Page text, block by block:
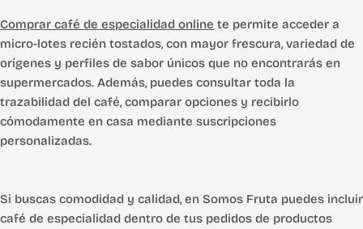
Comprar café de especialidad online te permite acceder a
micro-lotes recién tostados, con mayor frescura, variedad de
orígenes y perfiles de sabor únicos que no encontrarás en
supermercados. Además, puedes consultar toda la
trazabilidad del café, comparar opciones y recibirlo
cómodamente en casa mediante suscripciones
personalizadas.
Si buscas comodidad y calidad, en Somos Fruta puedes incluir
café de especialidad dentro de tus pedidos de productos